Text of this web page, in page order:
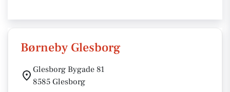
Børneby Glesborg
Glesborg Bygade 81
8585 Glesborg